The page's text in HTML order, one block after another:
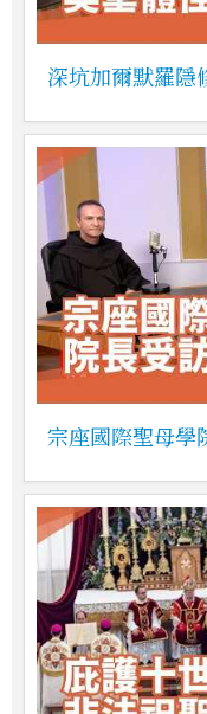
深坑加爾默羅隱
宗座國際聖母學